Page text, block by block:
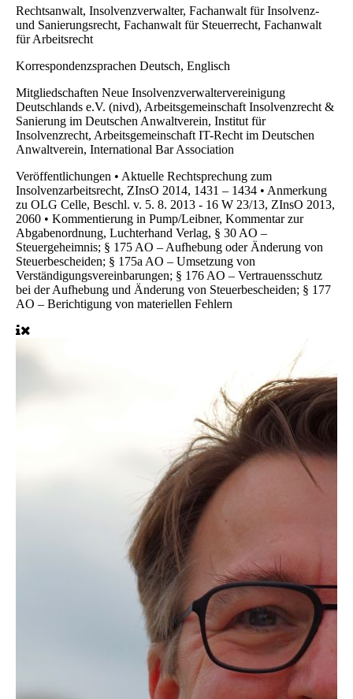
Rechtsanwalt, Insolvenzverwalter, Fachanwalt für Insolvenz-
und Sanierungsrecht, Fachanwalt für Steuerrecht, Fachanwalt
für Arbeitsrecht
Korrespondenzsprachen Deutsch, Englisch
Mitgliedschaften Neue Insolvenzverwaltervereinigung
Deutschlands e.V. (nivd), Arbeitsgemeinschaft Insolvenzrecht &
Sanierung im Deutschen Anwaltverein, Institut für
Insolvenzrecht, Arbeitsgemeinschaft IT-Recht im Deutschen
Anwaltverein, International Bar Association
Veröffentlichungen • Aktuelle Rechtsprechung zum
Insolvenzarbeitsrecht, ZInsO 2014, 1431 – 1434 • Anmerkung
zu OLG Celle, Beschl. v. 5. 8. 2013 - 16 W 23/13, ZInsO 2013,
2060 • Kommentierung in Pump/Leibner, Kommentar zur
Abgabenordnung, Luchterhand Verlag, § 30 AO –
Steuergeheimnis; § 175 AO – Aufhebung oder Änderung von
Steuerbescheiden; § 175a AO – Umsetzung von
Verständigungsvereinbarungen; § 176 AO – Vertrauensschutz
bei der Aufhebung und Änderung von Steuerbescheiden; § 177
AO – Berichtigung von materiellen Fehlern